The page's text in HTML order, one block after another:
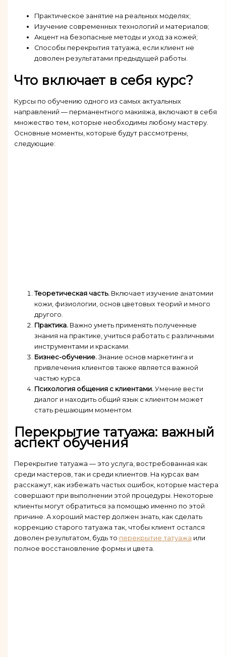
Практическое занятие на реальных моделях;
Изучение современных технологий и материалов;
Акцент на безопасные методы и уход за кожей;
Способы перекрытия татуажа, если клиент не
доволен результатами предыдущей работы.
Что включает в себя курс?
Курсы по обучению одного из самых актуальных
направлений — перманентного макияжа, включают в себя
множество тем, которые необходимы любому мастеру.
Основные моменты, которые будут рассмотрены,
следующие:
Теоретическая часть.Включает изучение анатомии
кожи, физиологии, основ цветовых теорий и много
другого.
Практика.Важно уметь применять полученные
знания на практике, учиться работать с различными
инструментами и красками.
Бизнес-обучение.Знание основ маркетинга и
привлечения клиентов также является важной
частью курса.
Психология общения с клиентами.Умение вести
диалог и находить общий язык с клиентом может
стать решающим моментом.
Перекрытие татуажа: важный
аспект обучения
Перекрытие татуажа — это услуга, востребованная как
среди мастеров, так и среди клиентов. На курсах вам
расскажут, как избежать частых ошибок, которые мастера
совершают при выполнении этой процедуры. Некоторые
клиенты могут обратиться за помощью именно по этой
причине. А хороший мастер должен знать, как сделать
коррекцию старого татуажа так, чтобы клиент остался
доволен результатом, будь то перекрытие татуажа или
полное восстановление формы и цвета.